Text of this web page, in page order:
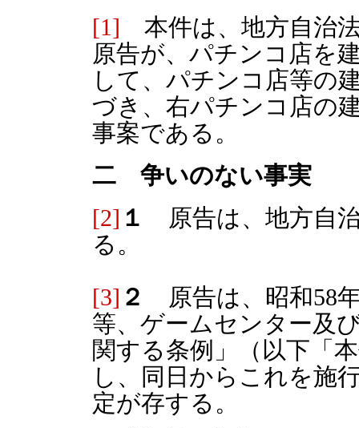
[1] 本件は、地方自治
原告が、パチンコ店を
して、パチンコ店等の
づき、右パチンコ店の
事案である。
二 争いのない事実
[2] １
原告は、地方自
る。
[3] ２
原告は、昭和58
等、ゲームセンター及
関する条例」（以下「
し、同日からこれを施
定が存する。